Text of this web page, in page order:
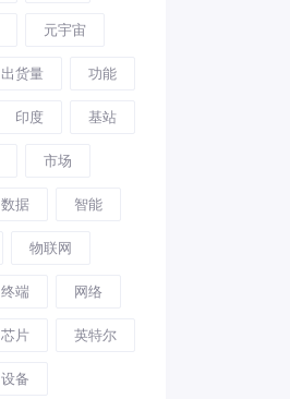
元宇宙
出货量 功能
印度 基站
市场
数据 智能
物联网
终端 网络
芯片 英特尔
设备